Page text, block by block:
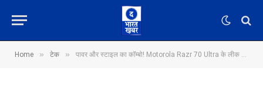
Home » टेक » पावर और स्टाइल का कॉम्बो! Motorola Razr 70 Ultra के लीक फीचर्स ने मचाई सनसनी